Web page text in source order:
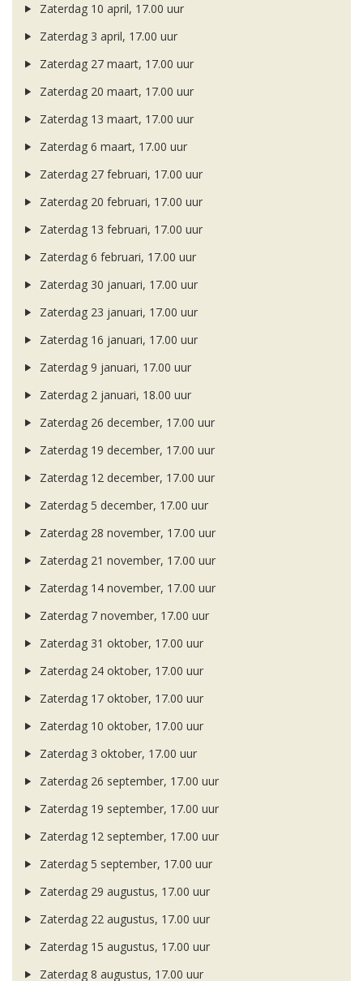
Zaterdag 10 april, 17.00 uur
Zaterdag 3 april, 17.00 uur
Zaterdag 27 maart, 17.00 uur
Zaterdag 20 maart, 17.00 uur
Zaterdag 13 maart, 17.00 uur
Zaterdag 6 maart, 17.00 uur
Zaterdag 27 februari, 17.00 uur
Zaterdag 20 februari, 17.00 uur
Zaterdag 13 februari, 17.00 uur
Zaterdag 6 februari, 17.00 uur
Zaterdag 30 januari, 17.00 uur
Zaterdag 23 januari, 17.00 uur
Zaterdag 16 januari, 17.00 uur
Zaterdag 9 januari, 17.00 uur
Zaterdag 2 januari, 18.00 uur
Zaterdag 26 december, 17.00 uur
Zaterdag 19 december, 17.00 uur
Zaterdag 12 december, 17.00 uur
Zaterdag 5 december, 17.00 uur
Zaterdag 28 november, 17.00 uur
Zaterdag 21 november, 17.00 uur
Zaterdag 14 november, 17.00 uur
Zaterdag 7 november, 17.00 uur
Zaterdag 31 oktober, 17.00 uur
Zaterdag 24 oktober, 17.00 uur
Zaterdag 17 oktober, 17.00 uur
Zaterdag 10 oktober, 17.00 uur
Zaterdag 3 oktober, 17.00 uur
Zaterdag 26 september, 17.00 uur
Zaterdag 19 september, 17.00 uur
Zaterdag 12 september, 17.00 uur
Zaterdag 5 september, 17.00 uur
Zaterdag 29 augustus, 17.00 uur
Zaterdag 22 augustus, 17.00 uur
Zaterdag 15 augustus, 17.00 uur
Zaterdag 8 augustus, 17.00 uur